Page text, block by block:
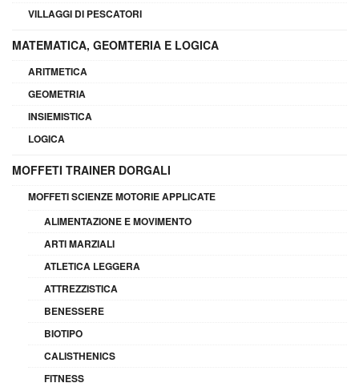
VILLAGGI DI PESCATORI
MATEMATICA, GEOMTERIA E LOGICA
ARITMETICA
GEOMETRIA
INSIEMISTICA
LOGICA
MOFFETI TRAINER DORGALI
MOFFETI SCIENZE MOTORIE APPLICATE
ALIMENTAZIONE E MOVIMENTO
ARTI MARZIALI
ATLETICA LEGGERA
ATTREZZISTICA
BENESSERE
BIOTIPO
CALISTHENICS
FITNESS